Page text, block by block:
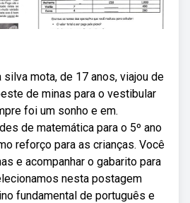
mota, de 17 anos, viajou de
de minas para o vestibular
foi um sonho e em.
de matemática para o 5º ano
reforço para as crianças. Você
e acompanhar o gabarito para
nesta postagem
fundamental de português e